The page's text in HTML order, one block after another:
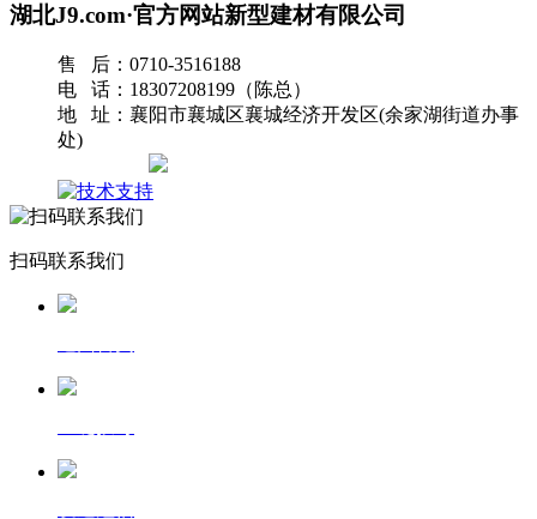
湖北J9.com·官方网站新型建材有限公司
售 后：0710-3516188
电 话：18307208199（陈总）
地 址：襄阳市襄城区襄城经济开发区(余家湖街道办事
处)
扫码联系我们